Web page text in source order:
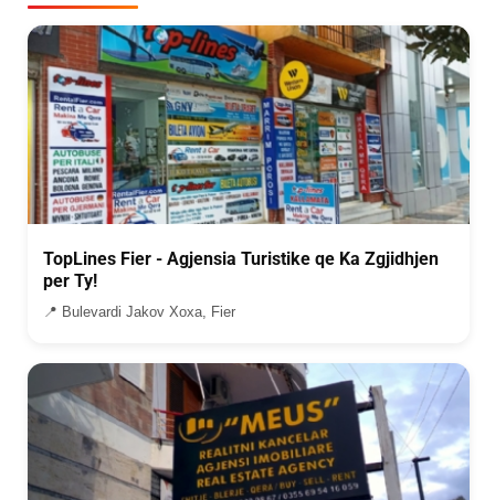
TopLines Fier - Agjensia Turistike qe Ka Zgjidhjen
per Ty!
📍 Bulevardi Jakov Xoxa, Fier